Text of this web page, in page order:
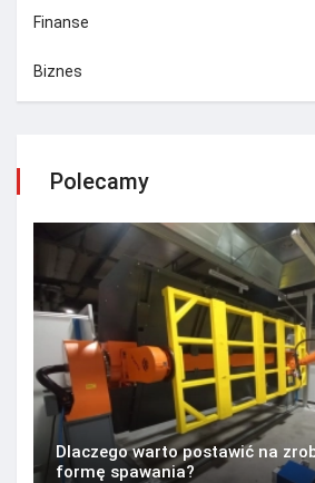
Finanse
Biznes
Polecamy
Dlaczego warto postawić na
formę spawania?